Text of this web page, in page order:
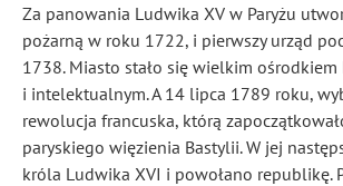
Za panowania Ludwika XV w Paryżu
pożarną w roku 1722, i pierwszy urząd
1738. Miasto stało się wielkim
i intelektualnym. A 14 lipca 1789 roku,
rewolucja francuska, którą
paryskiego więzienia Bastylii. W jej
króla Ludwika XVI i powołano republikę.